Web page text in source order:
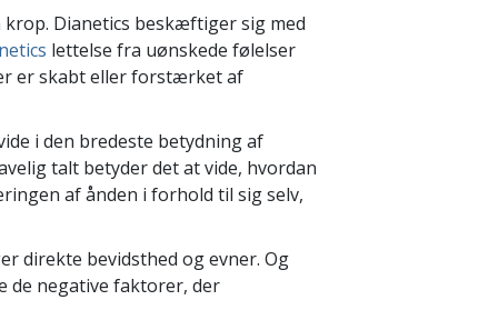
krop. Dianetics beskæftiger sig med
lettelse fra uønskede følelser
er skabt eller forstærket af
i den bredeste betydning af
talt betyder det at vide, hvordan
af ånden i forhold til sig selv,
direkte bevidsthed og evner. Og
de negative faktorer, der